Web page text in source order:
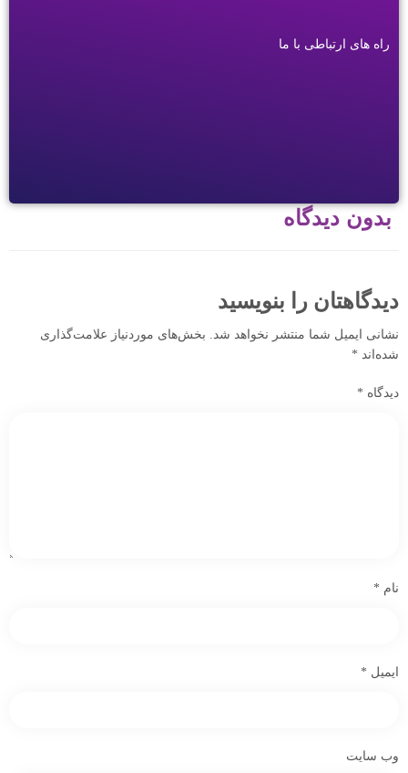
راه های ارتباطی با ما
بدون دیدگاه
دیدگاهتان را بنویسید
نشانی ایمیل شما منتشر نخواهد شد.
بخش‌های موردنیاز علامت‌گذاری
شده‌اند *
دیدگاه *
نام *
ایمیل *
وب‌ سایت